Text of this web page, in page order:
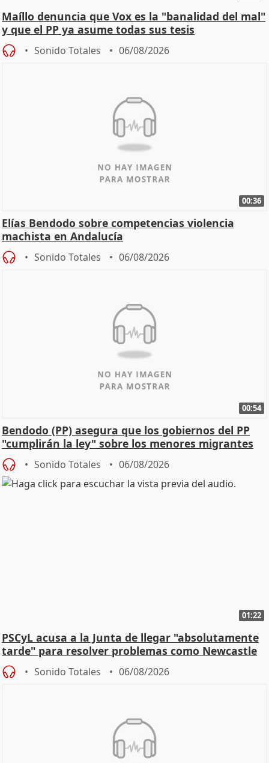
Maíllo denuncia que Vox es la "banalidad del mal"
y que el PP ya asume todas sus tesis
Sonido Totales 06/08/2026
00:36
Elías Bendodo sobre competencias violencia
machista en Andalucía
Sonido Totales 06/08/2026
00:54
Bendodo (PP) asegura que los gobiernos del PP
"cumplirán la ley" sobre los menores migrantes
Sonido Totales 06/08/2026
01:22
PSCyL acusa a la Junta de llegar "absolutamente
tarde" para resolver problemas como Newcastle
Sonido Totales 06/08/2026